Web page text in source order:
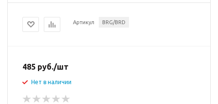
Артикул BRG/BRD
485 руб./шт
Нет в наличии